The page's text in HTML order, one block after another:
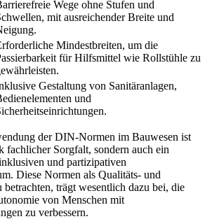
Wege ohne Stufen und
mit ausreichender Breite und
Mindestbreiten, um die
für Hilfsmittel wie Rollstühle zu
Gestaltung von Sanitäranlagen,
und
der DIN-Normen im Bauwesen ist
fachlicher Sorgfalt, sondern auch ein
und partizipativen
Diese Normen als Qualitäts- und
betrachten, trägt wesentlich dazu bei, die
von Menschen mit
zu verbessern.